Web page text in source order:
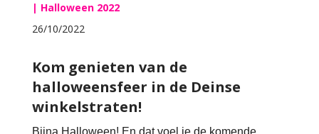
| Halloween 2022
26/10/2022
Kom genieten van de
halloweensfeer in de Deinse
winkelstraten!